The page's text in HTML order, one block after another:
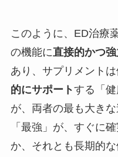
このように、ED治療
の機能に直接的かつ
あり、サプリメント
的にサポートする「
が、両者の最も大き
「最強」が、すぐに
か、それとも長期的